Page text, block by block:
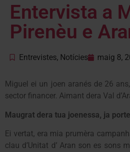
Entervista a
Pirenèu e
Entrevistes, Notícies maig 8,
Miguel ei un joen aranés de 26
sector financer. Aimant dera Val
Maugrat dera tua joenessa, ja
Ei vertat, era mia prumèra
clau d’Unitat d’ Aran son es